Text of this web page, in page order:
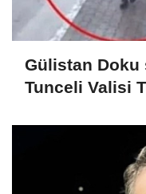
Gülistan
Tunceli Valisi